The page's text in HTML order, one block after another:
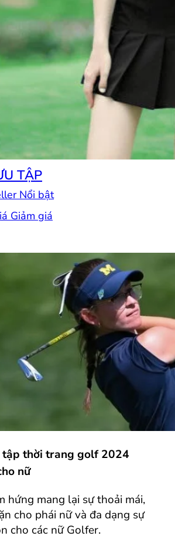
TẬP
tập thời trang golf 2024
nữ
hứng mang lại sự thoải mái,
cho phái nữ và đa dạng sự
cho các nữ Golfer.